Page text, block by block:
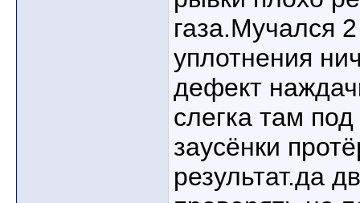
газа.Мучался
уплотнения
дефект
слегка там
заусёнки
результат.да